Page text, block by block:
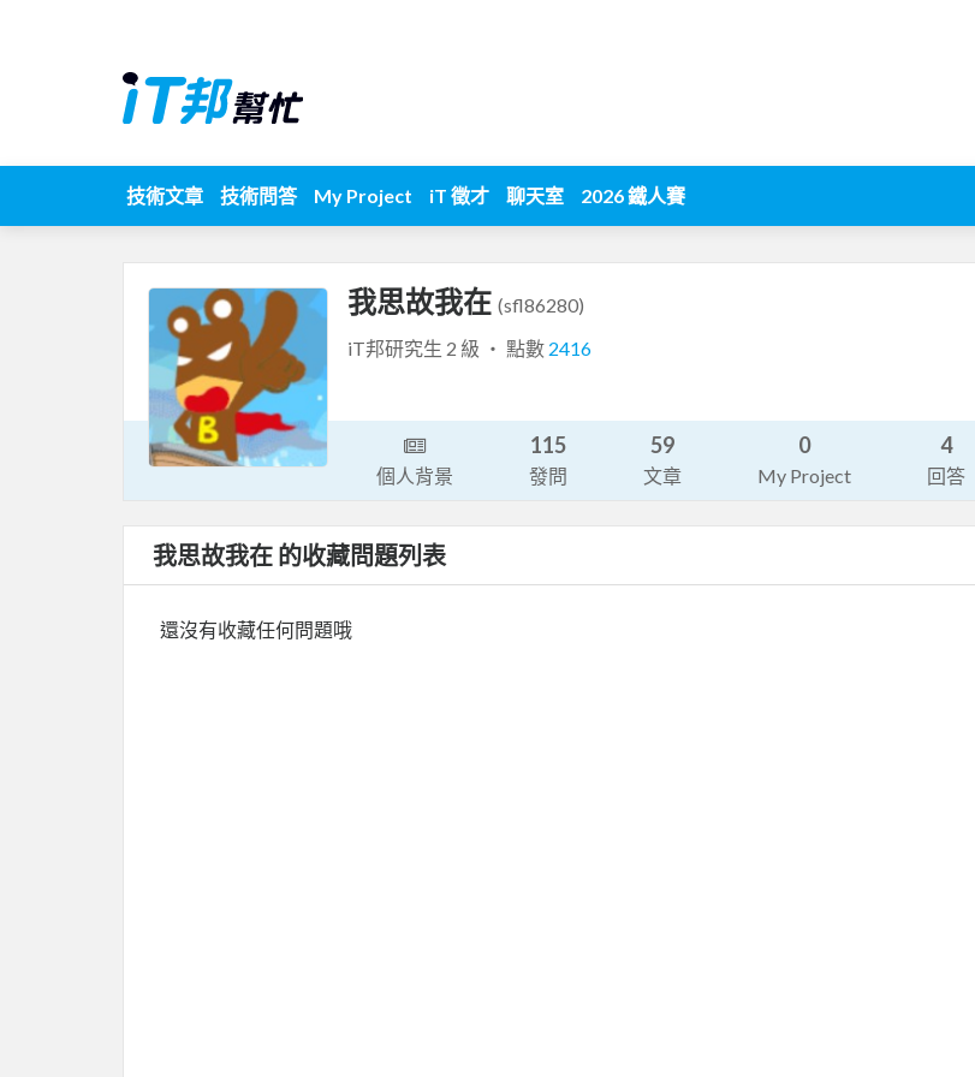
技術文章 技術問答 My Project iT 徵才 聊天室 2026 鐵人賽
我思故我在 (sfl86280)
iT邦研究生 2 級 ‧ 點數 2416
個人背景
115
發問
59
文章
0
My Project
4
回答
我思故我在 的收藏問題列表
還沒有收藏任何問題哦